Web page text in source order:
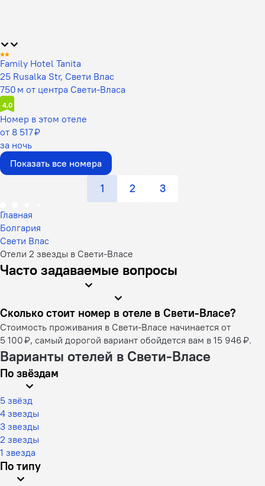
Family Hotel Tanita
25 Rusalka Str, Свети Влас
750 м от центра Свети-Власа
4,0
Номер в этом отеле
от 8 517 ₽
за ночь
Показать все номера
1 2 3
Главная
Болгария
Свети Влас
Отели 2 звезды в Свети-Власе
Часто задаваемые вопросы
Сколько стоит номер в отеле в Свети-Власе?
Стоимость проживания в Свети-Власе начинается от
5 100 ₽, самый дорогой вариант обойдется вам в 15 946 ₽.
Варианты отелей в Свети-Власе
По звёздам
5 звёзд
4 звезды
3 звезды
2 звезды
1 звезда
По типу